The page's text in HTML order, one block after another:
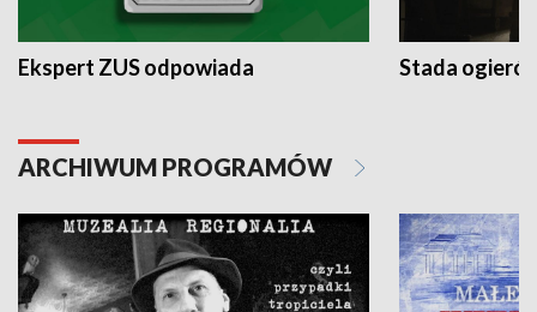
Ekspert ZUS odpowiada Stada
ARCHIWUM PROGRAMÓW